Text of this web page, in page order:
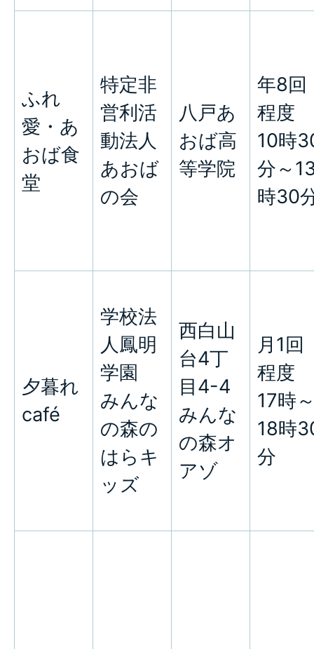
ふれ
愛・あ
おば食
堂
特定非
営利活
動法人
あおば
の会
八戸あ
おば高
等学院
年8回
程度
10時
分～
時30
夕暮れ
café
学校法
人鳳明
学園
みんな
の森の
はらキ
ッズ
西白山
台4丁
目4-4
みんな
の森オ
アゾ
月1回
程度
17時
18時
分